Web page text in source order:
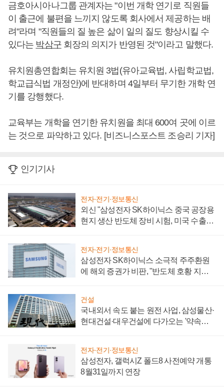
금호아시아나그룹 관계자는 "이번 개학 연기로 직원들
이 출근에 불편을 느끼지 않도록 회사에서 제공하는 배
려"라며 "직원들의 질 높은 삶이 일의 질도 향상시킬 수
있다는 박삼구회장의 의지가 반영된 것"이라고 말했다.
유치원총연합회는 유치원 3법(유아교육법, 사립학교법,
학교급식법 개정안)에 반대하며 4일부터 무기한 개학 연
기를 강행했다.
교육부는 개학을 연기한 유치원을 최대 600여 곳에 이르
는 것으로 파악하고 있다. [비즈니스포스트 조승리 기자]
인기기사
전자·전기·정보통신
외신 "삼성전자 SK하이닉스 중국 공장용
현지 생산 반도체 장비 시험, 미국 수출통
전자·전기·정보통신
삼성전자 SK하이닉스 소극적 주주환원
에 해외 증권가 비판, "반도체 호황 지속
건설
국내외서 속도 붙는 원전 사업, 삼성물산·
현대건설·대우건설에 다가오는 '약속의
전자·전기·정보통신
삼성전자, 갤럭시Z 폴드8 사전예약 개통
8월31일까지 연장